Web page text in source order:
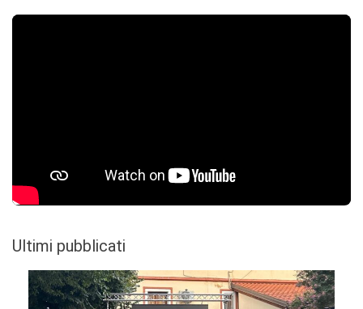
Ultimi pubblicati